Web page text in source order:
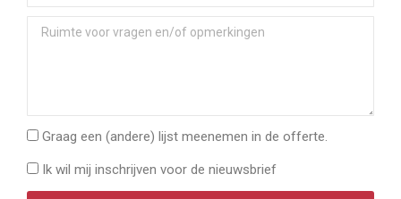
Graag een (andere) lijst meenemen in de offerte.
Ik wil mij inschrijven voor de nieuwsbrief